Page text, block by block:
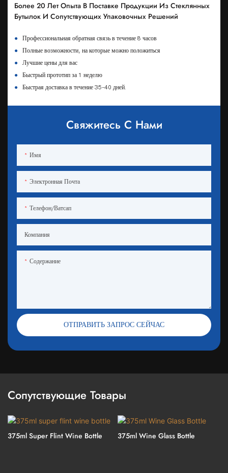
Более 20 Лет Опыта В Поставке Продукции Из Стеклянных
Бутылок И Сопутствующих Упаковочных Решений
●
Профессиональная обратная связь в течение 8 часов
●
Полные возможности, на которые можно положиться
●
Лучшие цены для вас
●
Быстрый прототип за 1 неделю
●
Быстрая доставка в течение 35-40 дней.
Свяжитесь С Нами
Имя
Электронная Почта
Телефон/ватсап
Компания
Содержание
ОТПРАВИТЬ ЗАПРОС СЕЙЧАС
Сопутствующие Товары
375ml Super Flint Wine Bottle 375ml Wine Glass Bottle